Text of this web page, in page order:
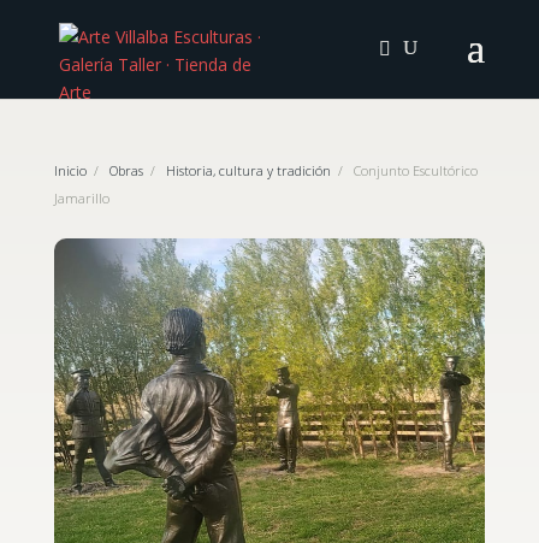
Inicio/ Obras/ Historia, cultura y tradición / Conjunto Escultórico
Jamarillo